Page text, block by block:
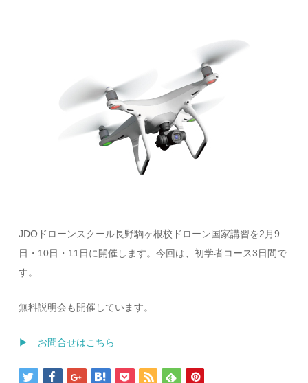
JDOドローンスクール長野駒ヶ根校ドローン国家講習を2月9
日・10日・11日に開催します。今回は、初学者コース3日間で
す。
無料説明会も開催しています。
▶ お問合せはこちら